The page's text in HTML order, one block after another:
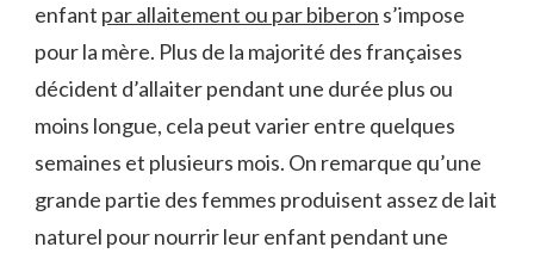
POUR
enfant par allaitement ou par biberon s’impose
pour la mère. Plus de la majorité des françaises
décident d’allaiter pendant une durée plus ou
moins longue, cela peut varier entre quelques
semaines et plusieurs mois. On remarque qu’une
grande partie des femmes produisent assez de lait
naturel pour nourrir leur enfant pendant une